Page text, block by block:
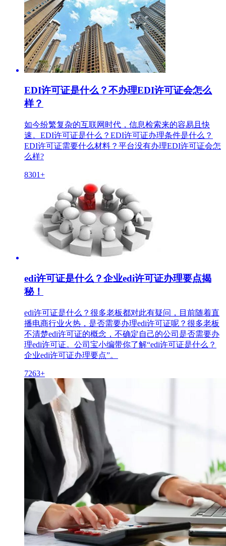
EDI许可证是什么？不办理EDI许可证会怎么
样？
如今纷繁复杂的互联网时代，信息检索来的容易且快
速。EDI许可证是什么？EDI许可证办理条件是什么？
EDI许可证需要什么材料？平台没有办理EDI许可证会怎
么样?
8301+
edi许可证是什么？企业edi许可证办理要点揭
秘！
edi许可证是什么？很多老板都对此有疑问，目前随着直
播电商行业火热，是否需要办理edi许可证呢？很多老板
不清楚edi许可证的概念，不确定自己的公司是否需要办
理edi许可证。公司宝小编带你了解“edi许可证是什么？
企业edi许可证办理要点”。
7263+